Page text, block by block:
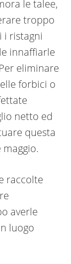
le talee,
troppo
i ristagni
innaffiarle
eliminare
forbici o
netto ed
questa
raccolte
averle
luogo